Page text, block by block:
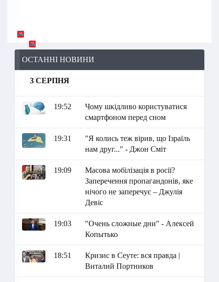
ОСТАННІ НОВИНИ
3 СЕРПНЯ
19:52
Чому шкідливо користуватися
смартфоном перед сном
19:31
"Я колись теж вірив, що Ізраїль
нам друг..." - Джон Сміт
19:09
Масова мобілізація в росії?
Заперечення пропагандонів, яке
нічого не заперечує – Джулія
Девіс
19:03
"Очень сложные дни" - Алексей
Копытько
18:51
Кризис в Сеуте: вся правда |
Виталий Портников